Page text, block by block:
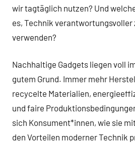
wir tagtäglich nutzen? Und
es, Technik verantwortungsvoller
verwenden?
Nachhaltige Gadgets liegen voll
gutem Grund. Immer mehr
recycelte Materialien,
und faire
sich Konsument*innen, wie sie
den Vorteilen moderner Technik